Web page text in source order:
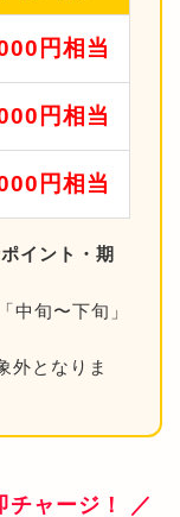
円相当
円相当
円相当
イント・期
中旬〜下旬」
外となりま
チャージ！ ／